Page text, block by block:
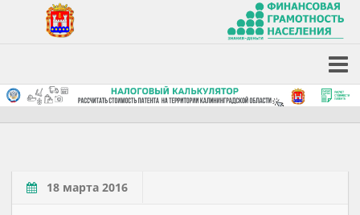
18 марта 2016